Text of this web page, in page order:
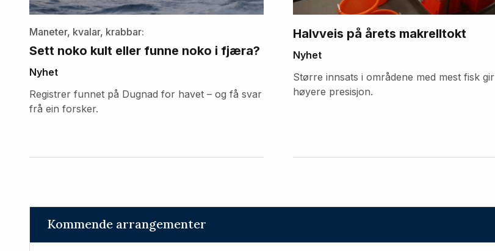
Maneter, kvalar, krabbar:
Sett noko kult eller funne noko i fjæra?
Nyhet
Registrer funnet på Dugnad for havet – og få svar
frå ein forsker.
Halvveis på årets makrelltokt
Nyhet
Større innsats i områdene med mest fisk gir
høyere presisjon.
Kommende arrangementer